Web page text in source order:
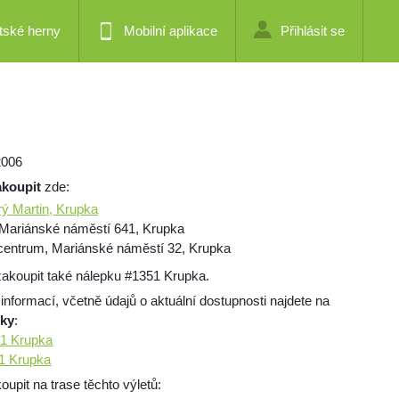
herny Mobilní aplikace Přihlásit se
zde:
Martin, Krupka
náměstí 641, Krupka
Mariánské náměstí 32, Krupka
také nálepku #1351 Krupka.
včetně údajů o aktuální dostupnosti najdete na
:
Krupka
Krupka
na trase těchto výletů: